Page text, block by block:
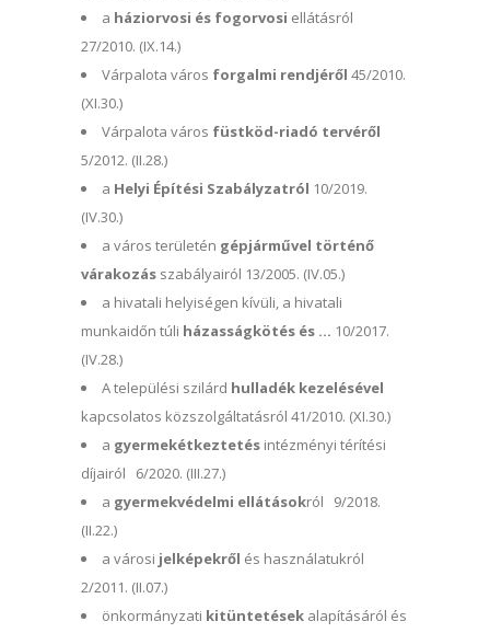
a háziorvosi és fogorvosi ellátásról
27/2010. (IX.14.)
Várpalota város forgalmi rendjéről 45/2010.
(XI.30.)
Várpalota város füstköd-riadó tervéről
5/2012. (II.28.)
a Helyi Építési Szabályzatról 10/2019.
(IV.30.)
a város területén gépjárművel történő
várakozás szabályairól 13/2005. (IV.05.)
a hivatali helyiségen kívüli, a hivatali
munkaidőn túli házasságkötés és … 10/2017.
(IV.28.)
A települési szilárd hulladék kezelésével
kapcsolatos közszolgáltatásról 41/2010. (XI.30.)
a gyermekétkeztetés intézményi térítési
díjairól 6/2020. (III.27.)
a gyermekvédelmi ellátásokról 9/2018.
(II.22.)
a városi jelképekről és használatukról
2/2011. (II.07.)
önkormányzati kitüntetések alapításáról és